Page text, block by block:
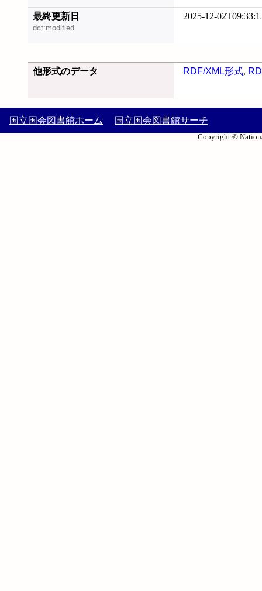
最終更新日
dct:modified
2025-12-
他形式のデータ RDF/XML形式,
国立国会図書館ホーム 国立国会図書館サーチ
Copyright ©